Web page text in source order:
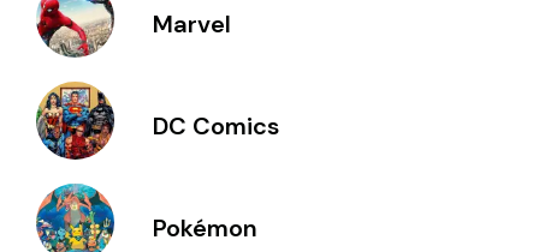
Marvel
DC Comics
Pokémon